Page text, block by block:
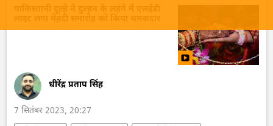
धीरेंद्र प्रताप सिंह
7 सितंबर 2023, 20:27